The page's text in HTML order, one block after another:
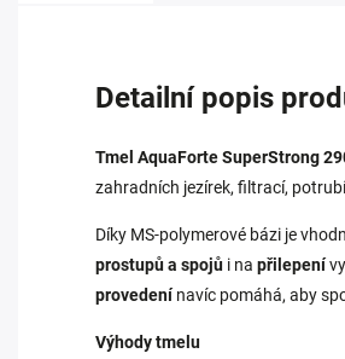
Detailní popis
Tmel AquaForte SuperStrong
zahradních jezírek, filtrací,
Díky MS‑polymerové bázi je
prostupů a spojů i na přilepení
provedenínavíc pomáhá, aby
Výhody tmelu